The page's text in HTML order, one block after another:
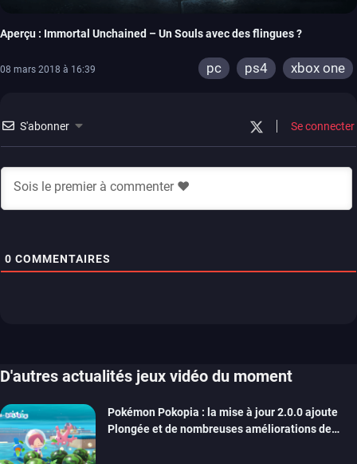
Aperçu : Immortal Unchained – Un Souls avec des flingues ?
08 mars 2018 à 16:39 pc ps4 xbox one
S'abonner Se connecter
0 COMMENTAIRES
D'autres actualités jeux vidéo du moment
Pokémon Pokopia : la mise à jour 2.0.0 ajoute
Plongée et de nombreuses améliorations de